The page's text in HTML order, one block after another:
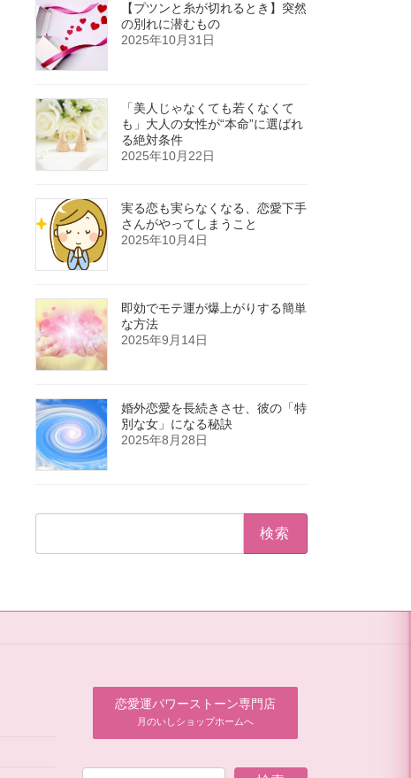
【プツンと糸が切れるとき】突然
の別れに潜むもの
2025年10月31日
「美人じゃなくても若くなくて
も」大人の女性が“本命”に選ばれ
る絶対条件
2025年10月22日
実る恋も実らなくなる、恋愛下手
さんがやってしまうこと
2025年10月4日
即効でモテ運が爆上がりする簡単
な方法
2025年9月14日
婚外恋愛を長続きさせ、彼の「特
別な女」になる秘訣
2025年8月28日
恋愛運パワーストーン専門店
月のいしショップホームへ